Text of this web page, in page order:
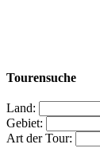
Tourensuche
Land:
Gebiet:
Art der Tour: